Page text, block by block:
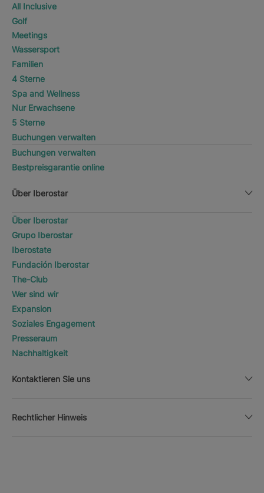
All Inclusive
Golf
Meetings
Wassersport
Familien
4 Sterne
Spa and Wellness
Nur Erwachsene
5 Sterne
Buchungen verwalten
Buchungen verwalten
Bestpreisgarantie online
Über Iberostar
Über Iberostar
Grupo Iberostar
Iberostate
Fundación Iberostar
The-Club
Wer sind wir
Expansion
Soziales Engagement
Presseraum
Nachhaltigkeit
Kontaktieren Sie uns
Rechtlicher Hinweis